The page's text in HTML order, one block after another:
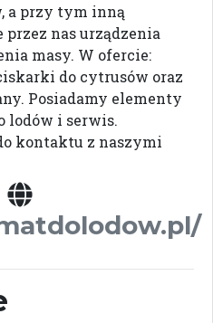
a przy tym inną
nas urządzenia
masy. W ofercie:
do cytrusów oraz
Posiadamy elementy
lodów i serwis.
kontaktu z naszymi